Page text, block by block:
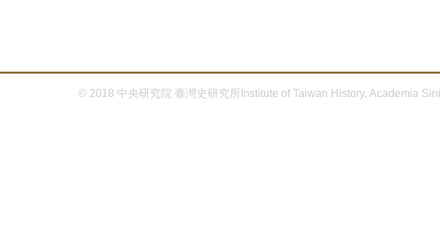
© 2018 中央研究院 臺灣史研究所Institute of Taiwan History, Academia